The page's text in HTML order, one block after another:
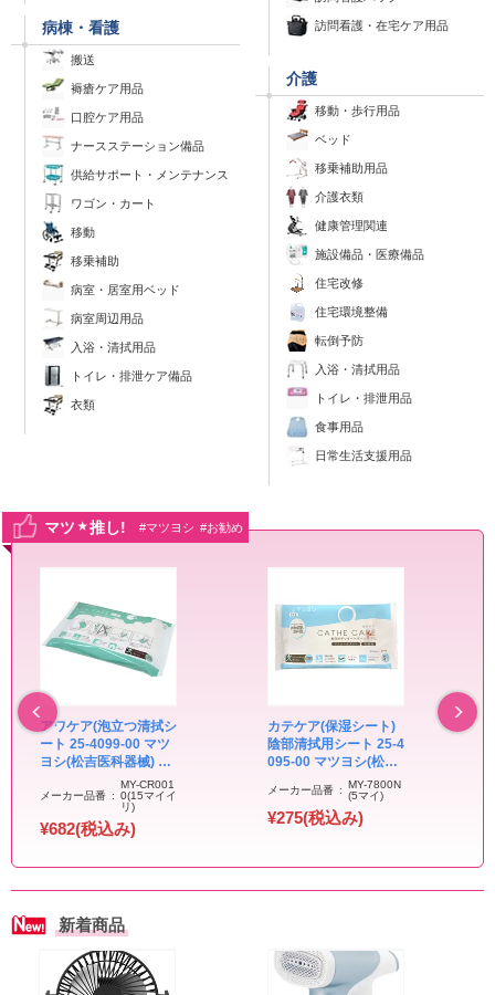
病棟・看護
搬送
褥瘡ケア用品
口腔ケア用品
ナースステーション備品
供給サポート・メンテナンス
ワゴン・カート
移動
移乗補助
病室・居室用ベッド
病室周辺用品
入浴・清拭用品
トイレ・排泄ケア備品
衣類
訪問看護・在宅ケア用品
介護
移動・歩行用品
ベッド
移乗補助用品
介護衣類
健康管理関連
施設備品・医療備品
住宅改修
住宅環境整備
転倒予防
入浴・清拭用品
トイレ・排泄用品
食事用品
日常生活支援用品
マツ ★ 推し! #マツヨシ #お勧め
アワケア(泡立つ清拭シ
ート 25-4099-00 マツ
ヨシ(松吉医科器械) MY
-CR0010(15マイイリ)
メーカー品番
MY-CR001
0(15マイイ
リ)
¥682(税込み)
カテケア(保湿シート)
陰部清拭用シート 25-4
095-00 マツヨシ(松吉
医科器械) MY-7800N(5
マイ)
メーカー品番
MY-7800N
(5マイ)
¥275(税込み)
新着商品